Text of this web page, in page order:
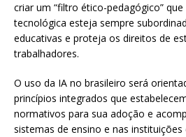
criar um “filtro ético-pedagógico”
tecnológica esteja sempre
educativas e proteja os direitos de
trabalhadores.
O uso da IA no brasileiro será
princípios integrados que
normativos para sua adoção e
sistemas de ensino e nas instituições